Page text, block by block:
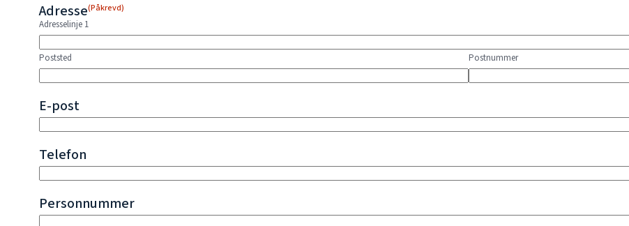
Adresse(Påkrevd)
Adresselinje 1
Poststed Postnummer
E-post
Telefon
Personnummer